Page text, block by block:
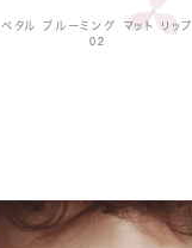
ペタル ブルーミング マット リップ
02